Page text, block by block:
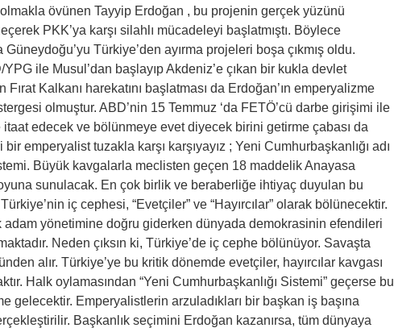
övünen Tayyip Erdoğan , bu projenin gerçek yüzünü
PKK’ya karşı silahlı mücadeleyi başlatmıştı. Böylece
Türkiye’den ayırma projeleri boşa çıkmış oldu.
YPG ile Musul’dan başlayıp Akdeniz’e çıkan bir kukla devlet
Kalkanı harekatını başlatması da Erdoğan’ın emperyalizme
olmuştur. ABD’nin 15 Temmuz ‘da FETÖ’cü darbe girişimi ile
itaat edecek ve bölünmeye evet diyecek birini getirme çabası da
emperyalist tuzakla karşı karşıyayız ; Yeni Cumhurbaşkanlığı adı
Büyük kavgalarla meclisten geçen 18 maddelik Anayasa
sunulacak. En çok birlik ve beraberliğe ihtiyaç duyulan bu
iç cephesi, “Evetçiler” ve “Hayırcılar” olarak bölünecektir.
yönetimine doğru giderken dünyada demokrasinin efendileri
Neden çıksın ki, Türkiye’de iç cephe bölünüyor. Savaşta
alır. Türkiye’ye bu kritik dönemde evetçiler, hayırcılar kavgası
Halk oylamasından “Yeni Cumhurbaşkanlığı Sistemi” geçerse bu
gelecektir. Emperyalistlerin arzuladıkları bir başkan iş başına
Başkanlık seçimini Erdoğan kazanırsa, tüm dünyaya